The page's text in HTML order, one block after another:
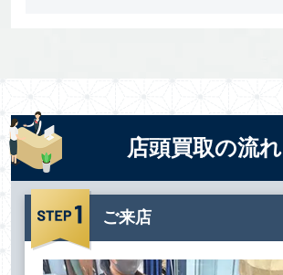
店頭買取の流れ
ご来店